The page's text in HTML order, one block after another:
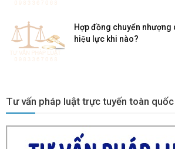
Hợp đồng chuyển
hiệu lực khi nào?
Tư vấn pháp luật trực tuyến toàn quốc